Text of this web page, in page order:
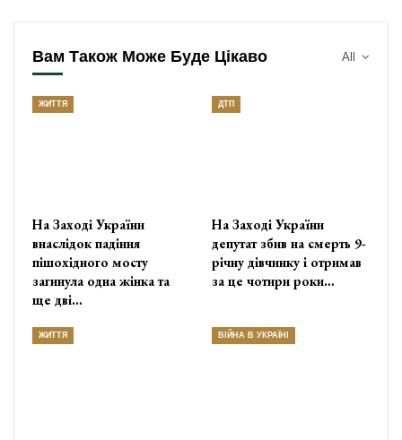
All
Вам Також Може Буде Цікаво
ЖИТТЯ
На Заході України
внаслідок падіння
пішохідного мосту
загинула одна жінка та
ще дві…
ДТП
На Заході України
депутат збив на смерть 9-
річну дівчинку і отримав
за це чотири роки…
ЖИТТЯ ВІЙНА В УКРАЇНІ